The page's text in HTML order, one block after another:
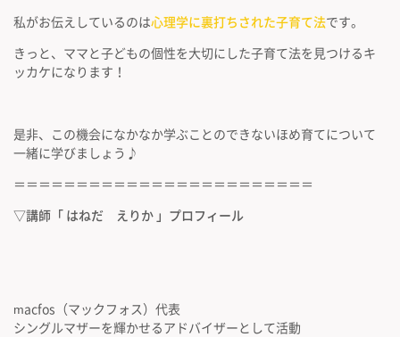
私がお伝えしているのは心理学に裏打ちされた子育て法です。
きっと、ママと子どもの個性を大切にした子育て法を見つけるキ
ッカケになります！
是非、この機会になかなか学ぶことのできないほめ育てについて
一緒に学びましょう♪
＝＝＝＝＝＝＝＝＝＝＝＝＝＝＝＝＝＝＝＝＝＝＝＝
▽講師「 はねだ えりか 」プロフィール
macfos（マックフォス）代表
シングルマザーを輝かせるアドバイザーとして活動